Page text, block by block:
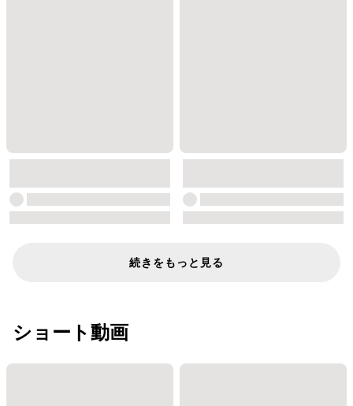
続きをもっと見る
ショート動画